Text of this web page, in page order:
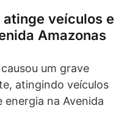
veículos e
Amazonas
um grave
atingindo veículos
na Avenida